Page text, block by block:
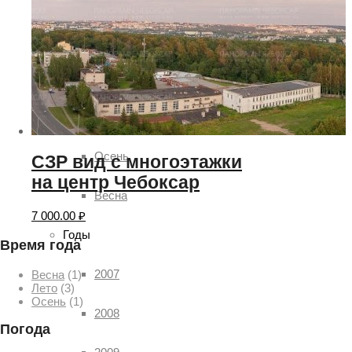
Времена года
Лето
Зима
Осень
Весна
Годы
2007
2008
СЗР вид с многоэтажки
на центр Чебоксар
7 000.00 ₽
Время года
Весна (1)
Лето (3)
Осень (1)
Погода